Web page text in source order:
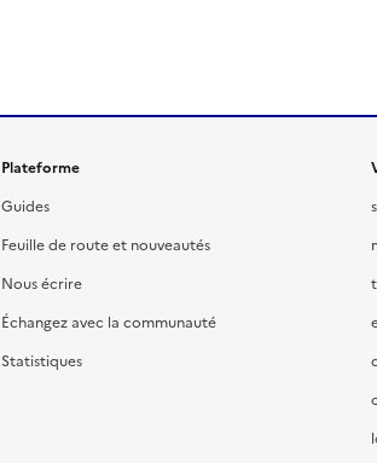
Plateforme
Guides
Feuille de route et nouveautés
Nous écrire
Échangez avec la communauté
Statistiques